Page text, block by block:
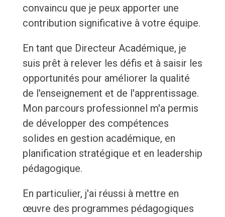
convaincu que je peux apporter une
contribution significative à votre équipe.
En tant que Directeur Académique, je
suis prêt à relever les défis et à saisir les
opportunités pour améliorer la qualité
de l'enseignement et de l'apprentissage.
Mon parcours professionnel m'a permis
de développer des compétences
solides en gestion académique, en
planification stratégique et en leadership
pédagogique.
En particulier, j'ai réussi à mettre en
œuvre des programmes pédagogiques